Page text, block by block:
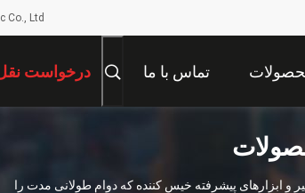
Co., Ltd.
تماس با ما درخواست
و ابزارهای پیشرفته خیس کننده که دوام طولانی مدت را